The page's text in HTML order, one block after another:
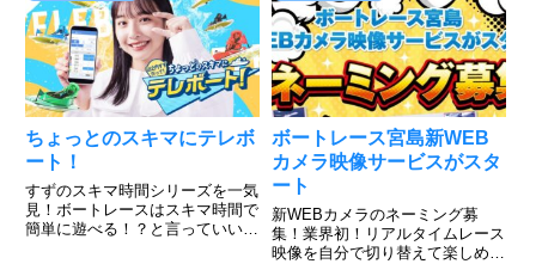
ちょっとのスキマにテレボ
ート！
すずのスキマ時間シリーズを一気
見！ボートレースはスキマ時間で
簡単に遊べる！？と言っていいの
ボートレース宮島新WEB
カメラ映像サービスがスタ
ート
新WEBカメラのネーミング募
集！業界初！リアルタイムレース
映像を自分で切り替えて楽しめ